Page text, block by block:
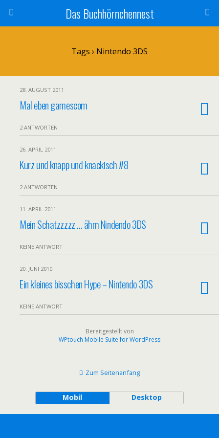
Das Buchhörnchennest
Tags › Nintendo 3DS
28. AUGUST 2011
Mal eben gamescom
2 ANTWORTEN
26. APRIL 2011
Kurz und knapp und knackisch #8
2 ANTWORTEN
11. APRIL 2011
Mein Schatzzzzz … ähm Nindendo 3DS
KEINE ANTWORT
20. JUNI 2010
Ein kleines bisschen Hype – Nintendo 3DS
KEINE ANTWORT
Bereitgestellt von
WPtouch Mobile Suite for WordPress
Zum Seitenanfang
Mobil Desktop